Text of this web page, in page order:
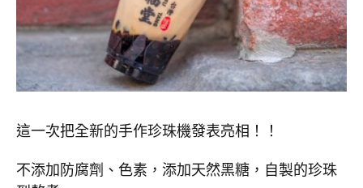
這一次把全新的手作珍珠機發表亮相！！
不添加防腐劑、色素，添加天然黑糖，自製的珍珠